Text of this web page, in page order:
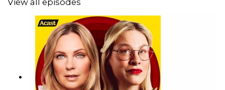
View all episodes